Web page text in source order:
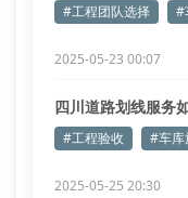
#工程团队选择 #
2025-05-23 00:07
四川道路划线服务
#工程验收 #车库
2025-05-25 20:30